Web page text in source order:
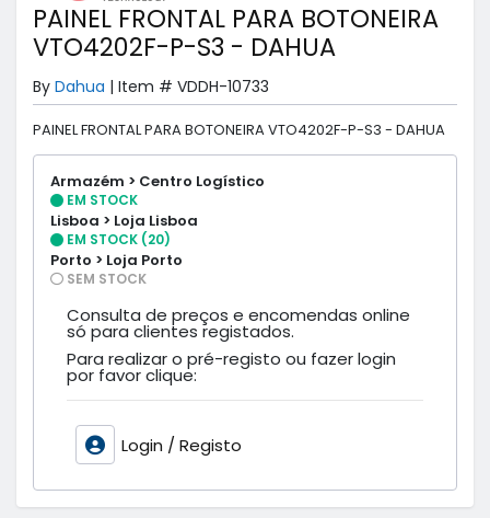
PAINEL FRONTAL PARA BOTONEIRA
VTO4202F-P-S3 - DAHUA
By Dahua | Item # VDDH-10733
PAINEL FRONTAL PARA BOTONEIRA VTO4202F-P-S3 - DAHUA
Armazém > Centro Logístico
EM STOCK
Lisboa > Loja Lisboa
EM STOCK (20)
Porto > Loja Porto
SEM STOCK
Consulta de preços e encomendas online
só para clientes registados.
Para realizar o pré-registo ou fazer login
por favor clique:
Login / Registo